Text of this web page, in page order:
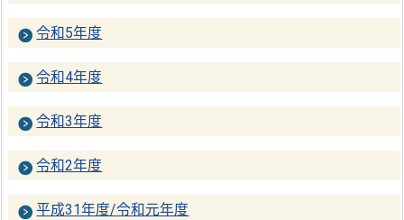
令和5年度
令和4年度
令和3年度
令和2年度
平成31年度/令和元年度